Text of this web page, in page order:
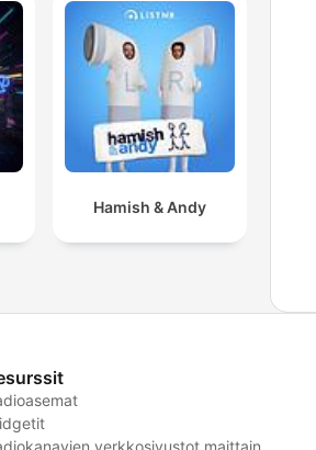
Hamish & Andy
verkkosivustot maittain